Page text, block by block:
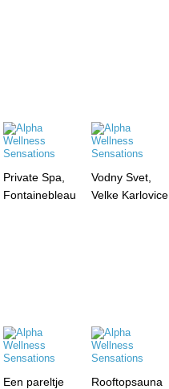
Private Spa,
Fontainebleau
Vodny Svet,
Velke Karlovice
Een pareltje Rooftopsauna